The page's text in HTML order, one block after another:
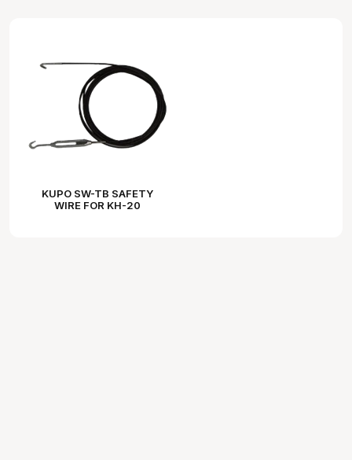
KUPO SW-TB SAFETY
WIRE FOR KH-20